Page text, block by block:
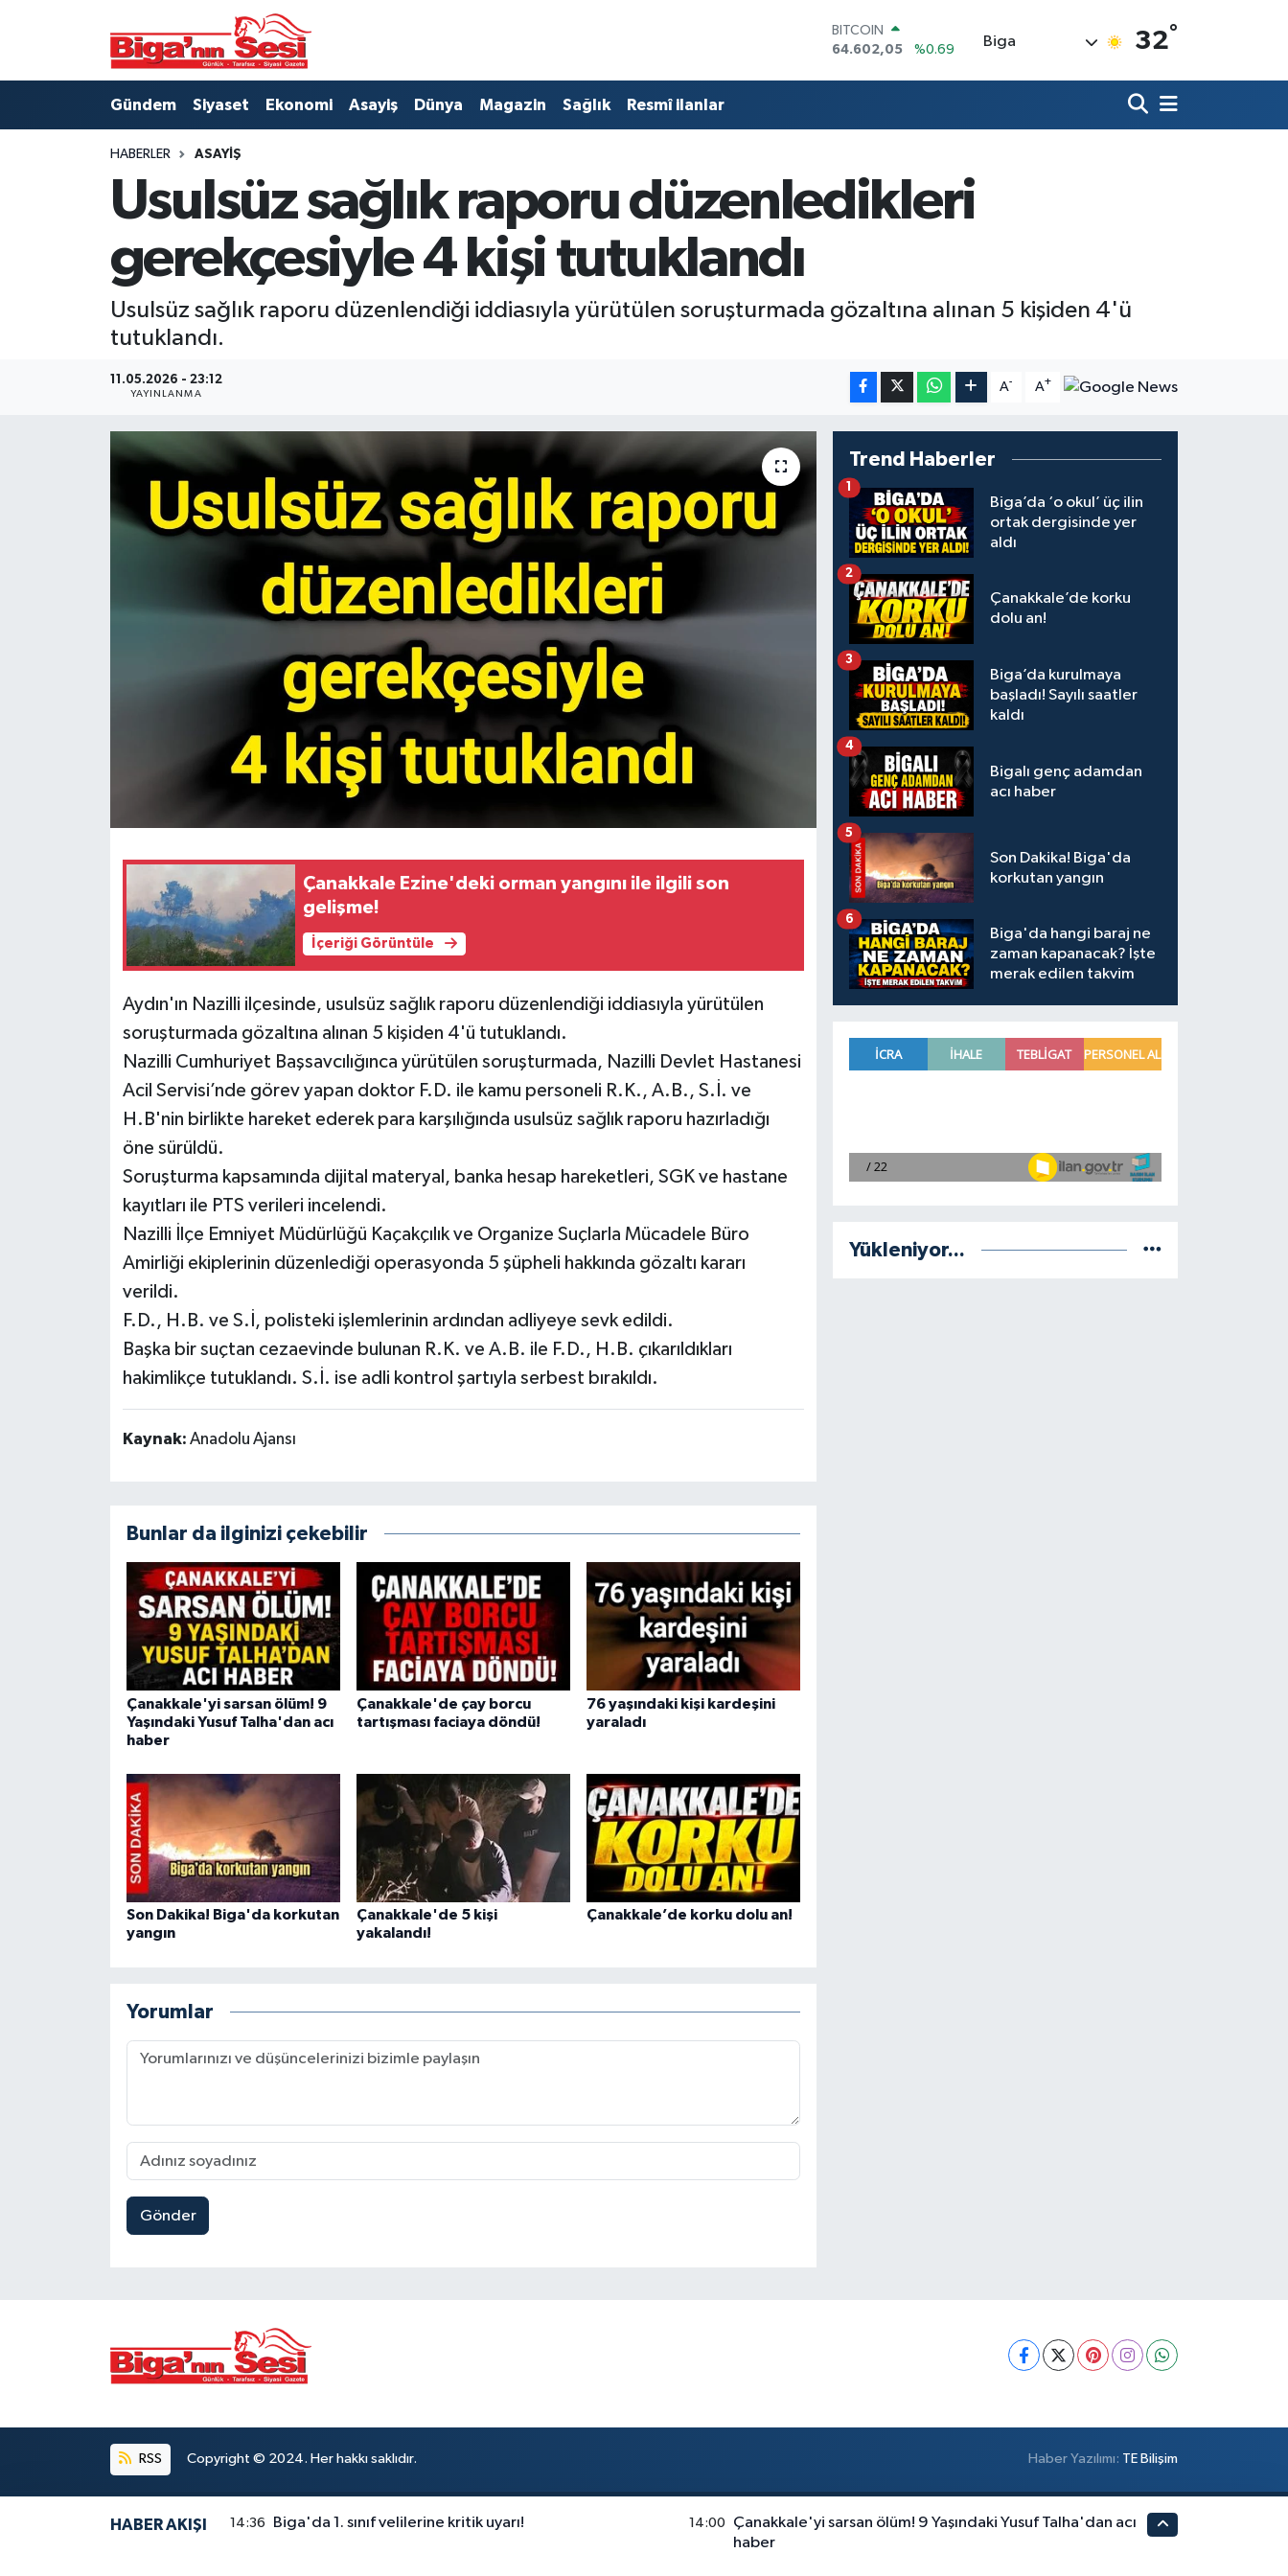
BITCOIN
64.602,05
%0.69
55,0700
%0.1
GRAM ALTIN
6518.23
%0.39
BİST100
Biga 32°
Gündem Siyaset Ekonomi Asayiş Dünya Magazin Sağlık Resmî ilanlar
HABERLER ASAYIŞ
Usulsüz sağlık raporu düzenledikleri
gerekçesiyle 4 kişi tutuklandı
Usulsüz sağlık raporu düzenlendiği iddiasıyla yürütülen soruşturmada gözaltına alınan 5 kişiden 4'ü
tutuklandı.
11.05.2026 - 23:12
YAYINLANMA
A- A+
Çanakkale Ezine'deki orman yangını ile ilgili son
gelişme!
İçeriği Görüntüle
Aydın'ın Nazilli ilçesinde, usulsüz sağlık raporu düzenlendiği iddiasıyla yürütülen
soruşturmada gözaltına alınan 5 kişiden 4'ü tutuklandı.
Nazilli Cumhuriyet Başsavcılığınca yürütülen soruşturmada, Nazilli Devlet Hastanesi
Acil Servisi’nde görev yapan doktor F.D. ile kamu personeli R.K., A.B., S.İ. ve
H.B'nin birlikte hareket ederek para karşılığında usulsüz sağlık raporu hazırladığı
öne sürüldü.
Soruşturma kapsamında dijital materyal, banka hesap hareketleri, SGK ve hastane
kayıtları ile PTS verileri incelendi.
Nazilli İlçe Emniyet Müdürlüğü Kaçakçılık ve Organize Suçlarla Mücadele Büro
Amirliği ekiplerinin düzenlediği operasyonda 5 şüpheli hakkında gözaltı kararı
verildi.
F.D., H.B. ve S.İ, polisteki işlemlerinin ardından adliyeye sevk edildi.
Başka bir suçtan cezaevinde bulunan R.K. ve A.B. ile F.D., H.B. çıkarıldıkları
hakimlikçe tutuklandı. S.İ. ise adli kontrol şartıyla serbest bırakıldı.
Kaynak: Anadolu Ajansı
Bunlar da ilginizi çekebilir
Çanakkale'yi sarsan ölüm! 9
Yaşındaki Yusuf Talha'dan acı
haber
Çanakkale'de çay borcu
tartışması faciaya döndü!
76 yaşındaki kişi kardeşini
yaraladı
Son Dakika! Biga'da korkutan
yangın
Çanakkale'de 5 kişi
yakalandı!
Çanakkale’de korku dolu an!
Yorumlar
Gönder
Trend Haberler
Biga’da ‘o okul’ üç ilin
ortak dergisinde yer
aldı
1
Çanakkale’de korku
dolu an!
2
Biga’da kurulmaya
başladı! Sayılı saatler
kaldı
3
Bigalı genç adamdan
acı haber
4
Son Dakika! Biga'da
korkutan yangın
5
Biga'da hangi baraj ne
zaman kapanacak? İşte
merak edilen takvim
6
Yükleniyor...
RSS Copyright © 2024. Her hakkı saklıdır. Haber Yazılımı: TE Bilişim
HABER AKIŞI 14:36 Biga'da 1. sınıf velilerine kritik uyarı! 14:00
Çanakkale'yi sarsan ölüm! 9 Yaşındaki Yusuf Talha'dan acı
haber
Belediye
Hava Durumu
Tarım ve Ekonomi
Çanakkale Hava Durumu
Tüm Manşetler
Son Dakika Haberleri
Haber Arşivi